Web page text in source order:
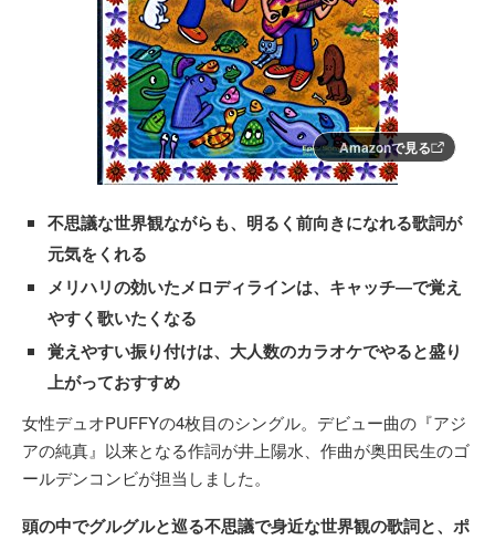
Amazonで見る
不思議な世界観ながらも、明るく前向きになれる歌詞が
元気をくれる
メリハリの効いたメロディラインは、キャッチ―で覚え
やすく歌いたくなる
覚えやすい振り付けは、大人数のカラオケでやると盛り
上がっておすすめ
女性デュオPUFFYの4枚目のシングル。デビュー曲の『アジ
アの純真』以来となる作詞が井上陽水、作曲が奥田民生のゴ
ールデンコンビが担当しました。
頭の中でグルグルと巡る不思議で身近な世界観の歌詞と、ポ